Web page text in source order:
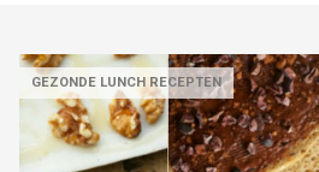
GEZONDE LUNCH RECEPTEN